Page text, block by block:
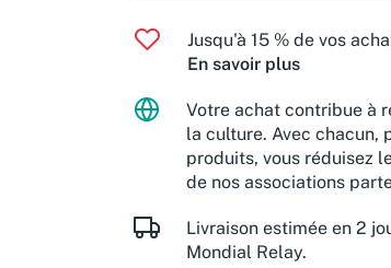
Jusqu'à 15 % de vos
En savoir plus
Votre achat contribue à
la culture. Avec chacun,
produits, vous réduisez
de nos associations
Livraison estimée en 2
Mondial Relay.